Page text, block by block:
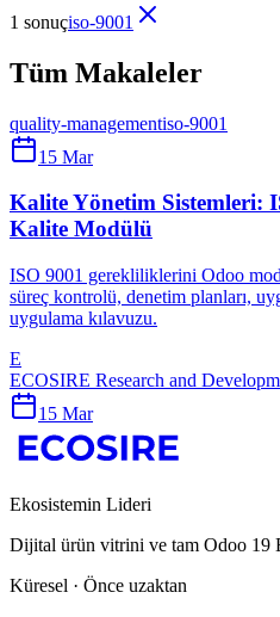
1 sonuçiso-9001
Tüm Makaleler
quality-managementiso-9001
15 Mar
Kalite Yönetim Sistemleri:
Kalite Modülü
ISO 9001 gerekliliklerini Odoo
süreç kontrolü, denetim planları,
uygulama kılavuzu.
E
ECOSIRE Research and
15 Mar
Ekosistemin Lideri
Dijital ürün vitrini ve tam Odoo 19
Küresel · Önce uzaktan